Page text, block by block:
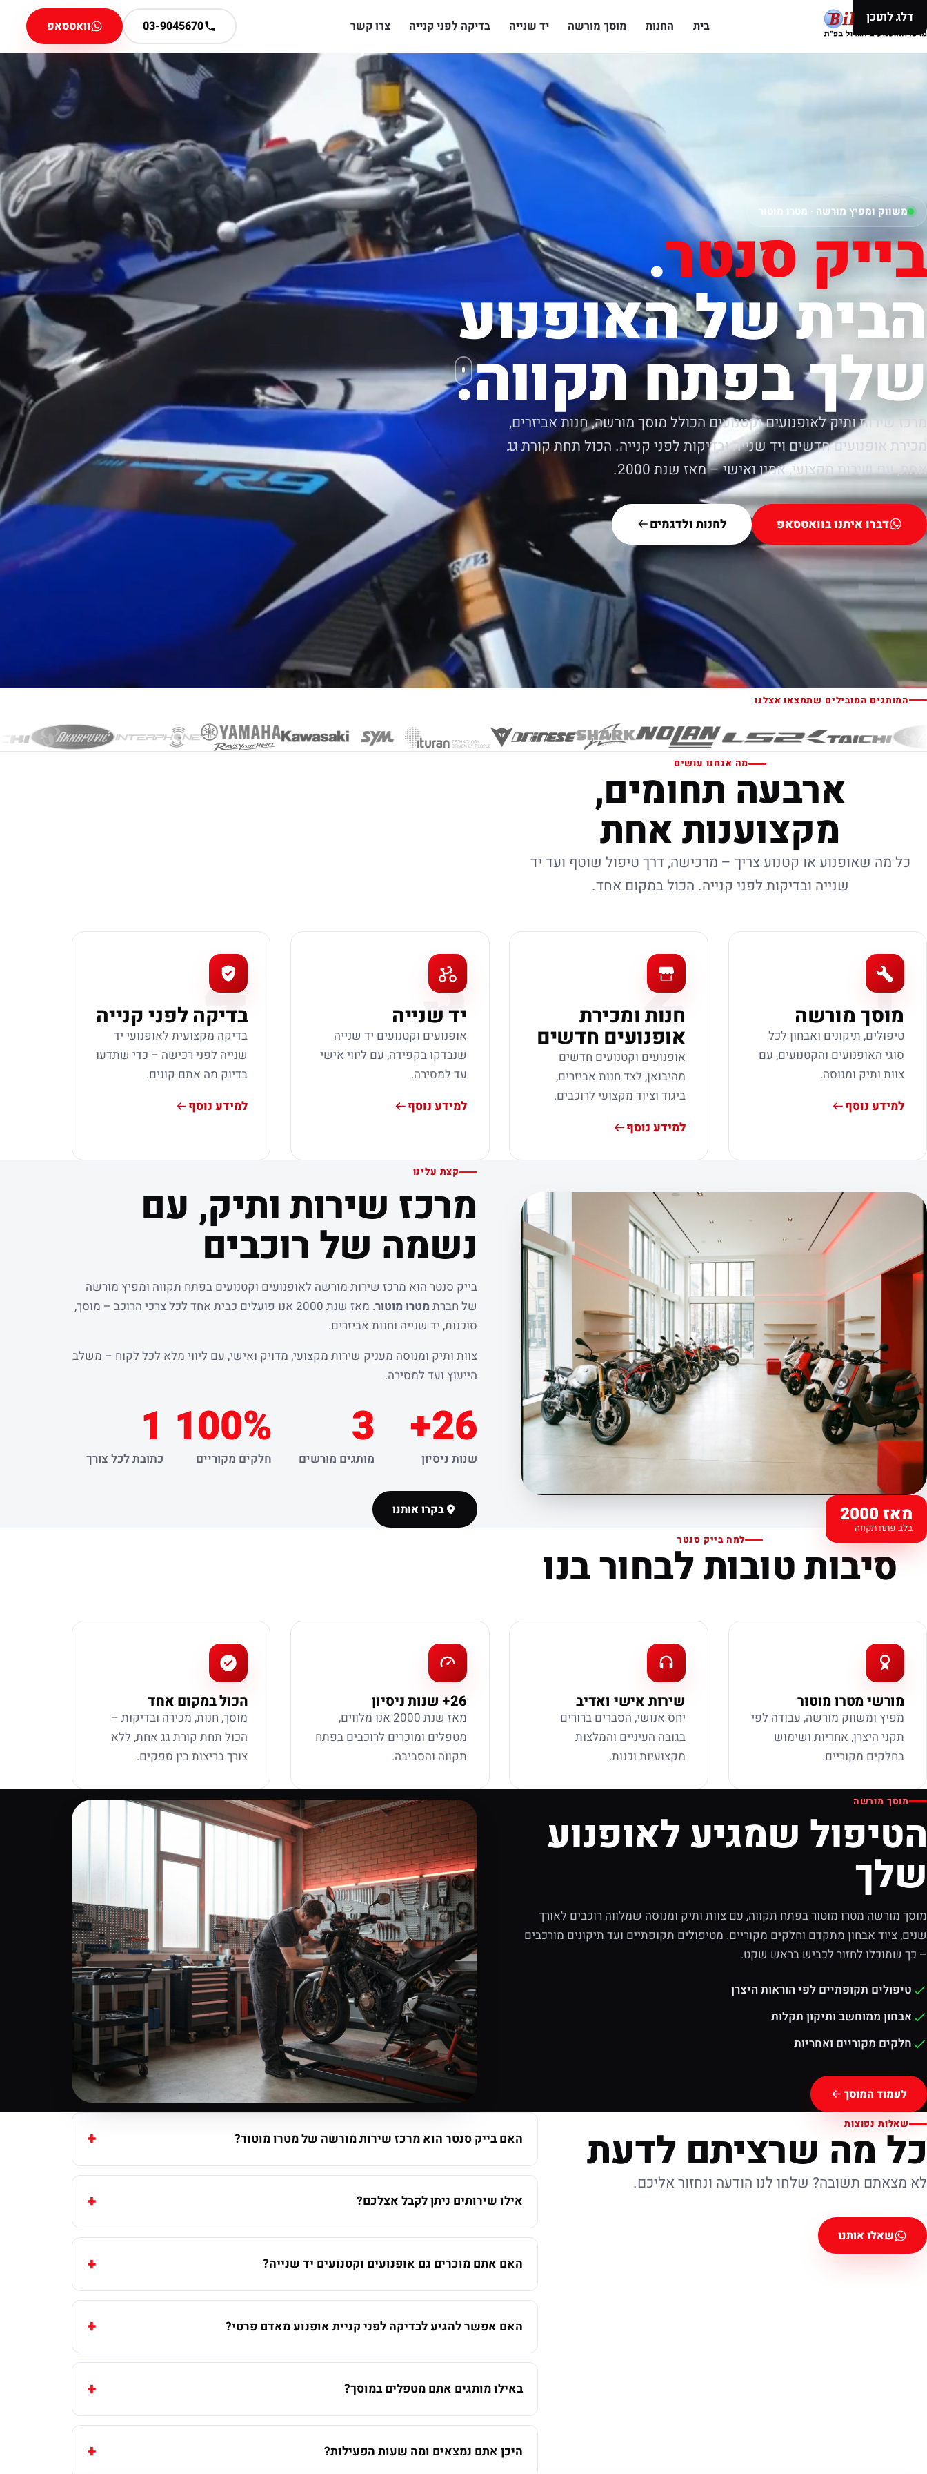
דלג לתוכן
בית החנות מוסך מורשה יד שנייה בדיקה לפני קנייה צרו קשר 03-9045670 וואטסאפ
משווק ומפיץ מורשה · מטרו מוטור
בייק סנטר.
הבית של האופנוע
שלך בפתח תקווה.
מרכז שירות ותיק לאופנועים וקטנועים הכולל מוסך מורשה, חנות אביזרים,
מכירת אופנועים חדשים ויד שנייה ובדיקות לפני קנייה. הכול תחת קורת גג
אחת, עם שירות מקצועי, אמין ואישי – מאז שנת 2000.
דברו איתנו בוואטסאפ לחנות ולדגמים
המותגים המובילים שתמצאו אצלנו
מה אנחנו עושים
ארבעה תחומים,
מקצוענות אחת
כל מה שאופנוע או קטנוע צריך – מרכישה, דרך טיפול שוטף ועד יד
שנייה ובדיקות לפני קנייה. הכול במקום אחד.
1
מוסך מורשה
טיפולים, תיקונים ואבחון לכל
סוגי האופנועים והקטנועים, עם
צוות ותיק ומנוסה.
למידע נוסף
2
חנות ומכירת
אופנועים חדשים
אופנועים וקטנועים חדשים
מהיבואן, לצד חנות אביזרים,
ביגוד וציוד מקצועי לרוכבים.
למידע נוסף
3
יד שנייה
אופנועים וקטנועים יד שנייה
שנבדקו בקפידה, עם ליווי אישי
עד למסירה.
למידע נוסף
4
בדיקה לפני קנייה
בדיקה מקצועית לאופנועי יד
שנייה לפני רכישה – כדי שתדעו
בדיוק מה אתם קונים.
למידע נוסף
מאז 2000
בלב פתח תקווה
קצת עלינו
מרכז שירות ותיק, עם
נשמה של רוכבים
בייק סנטר הוא מרכז שירות מורשה לאופנועים וקטנועים בפתח תקווה ומפיץ מורשה
של חברת מטרו מוטור
. מאז שנת 2000 אנו פועלים כבית אחד לכל צרכי הרוכב – מוסך,
סוכנות, יד שנייה וחנות אביזרים.
צוות ותיק ומנוסה מעניק שירות מקצועי, מדויק ואישי, עם ליווי מלא לכל לקוח – משלב
הייעוץ ועד למסירה.
26+
שנות ניסיון
3
מותגים מורשים
100%
חלקים מקוריים
1
כתובת לכל צורך
בקרו אותנו
למה בייק סנטר
סיבות טובות לבחור בנו
מורשי מטרו מוטור
מפיץ ומשווק מורשה, עבודה לפי
תקני היצרן, אחריות ושימוש
בחלקים מקוריים.
שירות אישי ואדיב
יחס אנושי, הסברים ברורים
בגובה העיניים והמלצות
מקצועיות וכנות.
26+ שנות ניסיון
מאז שנת 2000 אנו מלווים,
מטפלים ומוכרים לרוכבים בפתח
תקווה והסביבה.
הכול במקום אחד
מוסך, חנות, מכירה ובדיקות –
הכול תחת קורת גג אחת, ללא
צורך בריצות בין ספקים.
מוסך מורשה
הטיפול שמגיע לאופנוע
שלך
מוסך מורשה מטרו מוטור בפתח תקווה, עם צוות ותיק ומנוסה שמלווה רוכבים לאורך
שנים, ציוד אבחון מתקדם וחלקים מקוריים. מטיפולים תקופתיים ועד תיקונים מורכבים
– כך שתוכלו לחזור לכביש בראש שקט.
טיפולים תקופתיים לפי הוראות היצרן
אבחון ממוחשב ותיקון תקלות
חלקים מקוריים ואחריות
לעמוד המוסך
שאלות נפוצות
כל מה שרציתם לדעת
לא מצאתם תשובה? שלחו לנו הודעה ונחזור אליכם.
שאלו אותנו
האם בייק סנטר הוא מרכז שירות מורשה של מטרו מוטור?
אילו שירותים ניתן לקבל אצלכם?
האם אתם מוכרים גם אופנועים וקטנועים יד שנייה?
האם אפשר להגיע לבדיקה לפני קניית אופנוע מאדם פרטי?
באילו מותגים אתם מטפלים במוסך?
היכן אתם נמצאים ומה שעות הפעילות?